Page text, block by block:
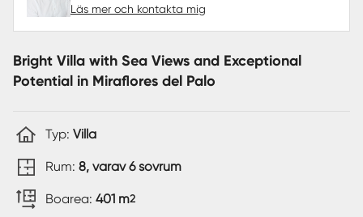
Läs mer och kontakta mig
Bright Villa with Sea Views and Exceptional
Potential in Miraflores del Palo
Typ: Villa
Rum: 8, varav 6 sovrum
Boarea: 401 m2